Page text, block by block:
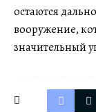
остаются
вооружение,
значительный